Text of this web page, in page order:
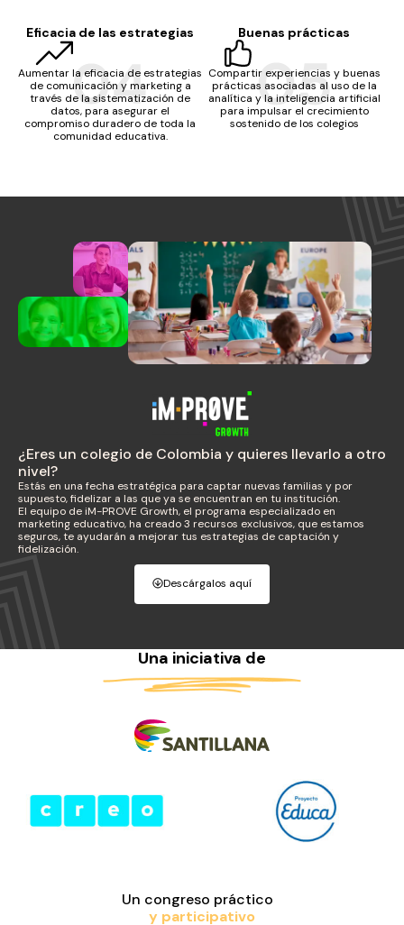
Eficacia de las estrategias
Aumentar la eficacia de estrategias
de comunicación y marketing a
través de la sistematización de
datos, para asegurar el
compromiso duradero de toda la
comunidad educativa.
Buenas prácticas
Compartir experiencias y buenas
prácticas asociadas al uso de la
analítica y la inteligencia artificial
para impulsar el crecimiento
sostenido de los colegios
¿Eres un colegio de Colombia y quieres llevarlo a otro
nivel?
Estás en una fecha estratégica para captar nuevas familias y por
supuesto, fidelizar a las que ya se encuentran en tu institución.
El equipo de iM-PROVE Growth, el programa especializado en
marketing educativo, ha creado 3 recursos exclusivos, que estamos
seguros, te ayudarán a mejorar tus estrategias de captación y
fidelización.
Descárgalos aquí
Una iniciativa de
Un congreso práctico
y participativo